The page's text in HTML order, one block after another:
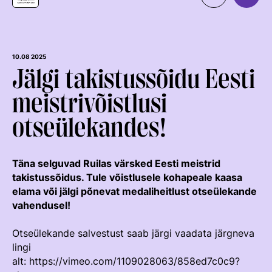
Väärtused Ja Visioon
Juhatus
Juhatuse Ja Üldkogu Protokollid
Arengukava
Teenetemärk
Hobumajanduse Kaardistamise Uuring
Uudised
Ratsaspordialad
TAKISTUSSÕIT
Regulatsioonid
Võistlussarjad
Edetabelid
Koolitused
Estonian Rising Stars
Tule ratsutama
ROHELINE KAART
ARENGUMUDEL
Treenerid
KUTSE EETIKA
EKR TREENERIKUTSEST
Kutse Andmise Kord
Taotlemine
TALLINN HORSE SHOW
HOBUMAAILM
RATSANET
10.08 2025
Jälgi takistussõidu Eesti
meistrivõistlusi
otseülekandes!
Täna selguvad Ruilas värsked Eesti meistrid
takistussõidus. Tule võistlusele kohapeale kaasa
elama või jälgi põnevat medaliheitlust otseülekande
vahendusel!
Otseülekande salvestust saab järgi vaadata järgneva
lingi
alt: https://vimeo.com/1109028063/858ed7c0c9?